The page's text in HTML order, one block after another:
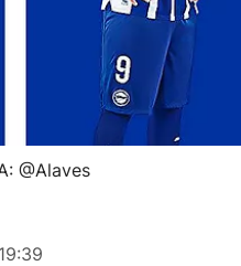
@Alaves